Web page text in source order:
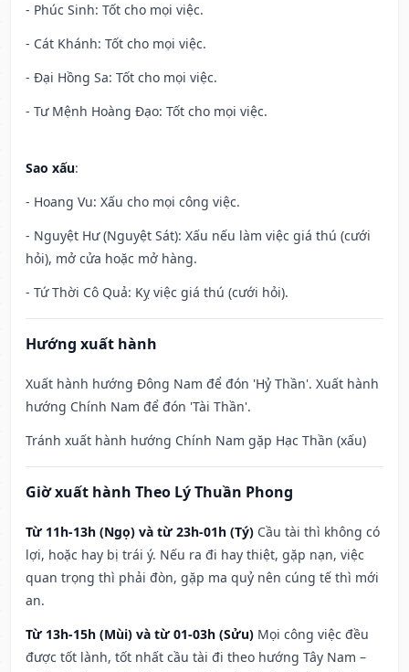
- Phúc Sinh: Tốt cho mọi việc.
- Cát Khánh: Tốt cho mọi việc.
- Đại Hồng Sa: Tốt cho mọi việc.
- Tư Mệnh Hoàng Đạo: Tốt cho mọi việc.
Sao xấu:
- Hoang Vu: Xấu cho mọi công việc.
- Nguyệt Hư (Nguyệt Sát): Xấu nếu làm việc giá thú (cưới
hỏi), mở cửa hoặc mở hàng.
- Tứ Thời Cô Quả: Kỵ việc giá thú (cưới hỏi).
Hướng xuất hành
Xuất hành hướng Đông Nam để đón 'Hỷ Thần'. Xuất hành
hướng Chính Nam để đón 'Tài Thần'.
Tránh xuất hành hướng Chính Nam gặp Hạc Thần (xấu)
Giờ xuất hành Theo Lý Thuần Phong
Từ 11h-13h (Ngọ) và từ 23h-01h (Tý) Cầu tài thì không có
lợi, hoặc hay bị trái ý. Nếu ra đi hay thiệt, gặp nạn, việc
quan trọng thì phải đòn, gặp ma quỷ nên cúng tế thì mới
an.
Từ 13h-15h (Mùi) và từ 01-03h (Sửu) Mọi công việc đều
được tốt lành, tốt nhất cầu tài đi theo hướng Tây Nam –